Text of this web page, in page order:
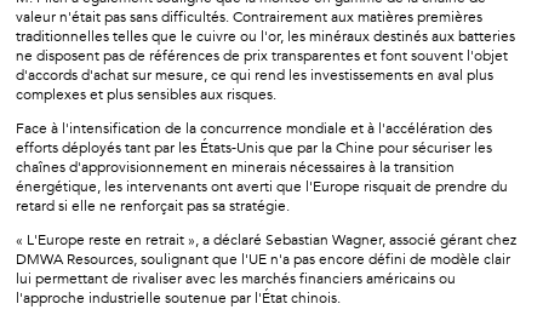
valeur n'était pas sans difficultés. Contrairement aux matières premières
traditionnelles telles que le cuivre ou l'or, les minéraux destinés aux batteries
ne disposent pas de références de prix transparentes et font souvent l'objet
d'accords d'achat sur mesure, ce qui rend les investissements en aval plus
complexes et plus sensibles aux risques.
Face à l'intensification de la concurrence mondiale et à l'accélération des
efforts déployés tant par les États-Unis que par la Chine pour sécuriser les
chaînes d'approvisionnement en minerais nécessaires à la transition
énergétique, les intervenants ont averti que l'Europe risquait de prendre du
retard si elle ne renforçait pas sa stratégie.
« L'Europe reste en retrait », a déclaré Sebastian Wagner, associé gérant chez
DMWA Resources, soulignant que l'UE n'a pas encore défini de modèle clair
lui permettant de rivaliser avec les marchés financiers américains ou
l'approche industrielle soutenue par l'État chinois.